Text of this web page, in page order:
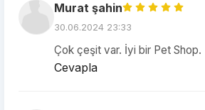
Murat şahin
30.06.2024 23:33
Çok çeşit var. İyi bir Pet Shop.
Cevapla